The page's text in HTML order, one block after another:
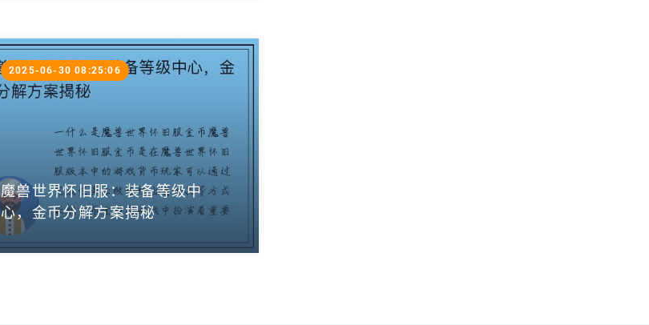
魔兽世界怀旧服：装备等级中
心，金币分解方案揭秘
2025-06-30 08:25:06